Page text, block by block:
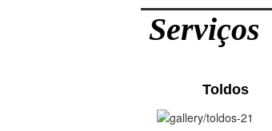
Toldos
Serviços